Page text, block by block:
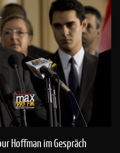
Hoffman im Gespräch